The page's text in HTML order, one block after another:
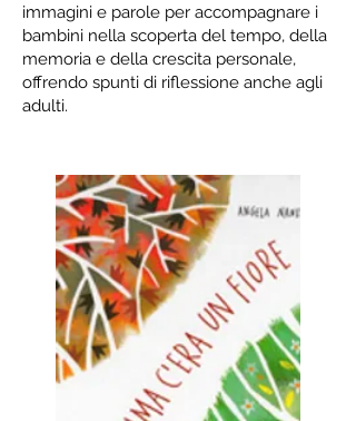
immagini e parole per accompagnare i
bambini nella scoperta del tempo, della
memoria e della crescita personale,
offrendo spunti di riflessione anche agli
adulti.